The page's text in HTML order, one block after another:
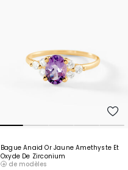
Bague Anaid Or Jaune Amethyste Et
Oxyde De Zirconium
de modèles